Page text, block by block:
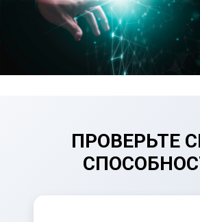
ПРОВЕРЬТЕ